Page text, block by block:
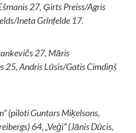
27, Ģirts Preiss/Agris
Ineta Grīnfelde 17.
27, Māris
25, Andris Lūsis/Gatis Cimdiņš
(piloti Guntars Miķelsons,
64, „Veģi” (Jānis Dūcis,